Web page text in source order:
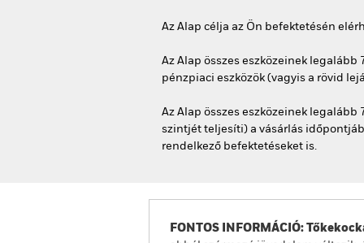
Az Alap célja az Ön befektetésén
Az Alap összes eszközeinek
pénzpiaci eszközök (vagyis a rövid
Az Alap összes eszközeinek
szintjét teljesíti) a vásárlás
rendelkező befektetéseket is.
FONTOS INFORMÁCIÓ: